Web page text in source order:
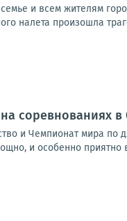
и всем жителям
налета произошла
соревнованиях в
и Чемпионат мира
и особенно приятно